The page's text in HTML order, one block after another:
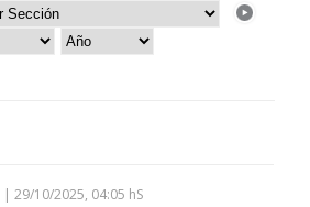
| 29/10/2025, 04:05 hS